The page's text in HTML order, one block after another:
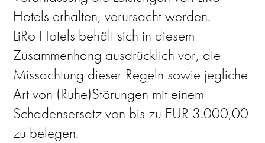
Hotels erhalten, verursacht werden.
LiRo Hotels behält sich in diesem
Zusammenhang ausdrücklich vor, die
Missachtung dieser Regeln sowie jegliche
Art von (Ruhe)Störungen mit einem
Schadensersatz von bis zu EUR 3.000,00
zu belegen.